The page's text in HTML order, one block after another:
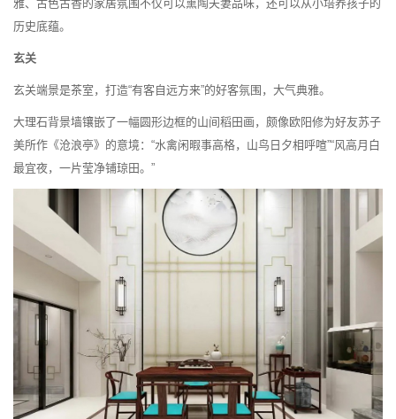
雅、古色古香的家居氛围不仅可以熏陶夫妻品味，还可以从小培养孩子的
历史底蕴。
玄关
玄关端景是茶室，打造“有客自远方来”的好客氛围，大气典雅。
大理石背景墙镶嵌了一幅圆形边框的山间稻田画，颇像欧阳修为好友苏子
美所作《沧浪亭》的意境：“水禽闲暇事高格，山鸟日夕相呼喧”“风高月白
最宜夜，一片莹净铺琼田。”